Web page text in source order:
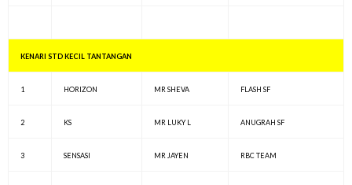
KENARI STD KECIL TANTANGAN
1 HORIZON MR SHEVA FLASH SF
2 KS MR LUKY L ANUGRAH SF
3 SENSASI MR JAYEN RBC TEAM